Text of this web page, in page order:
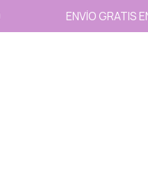
ENVÍO GRATIS